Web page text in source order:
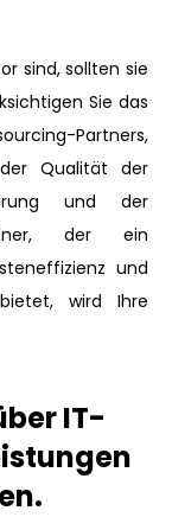
sind, sollten sie
Sie das
Partners,
der Qualität der
und der
der ein
und
wird Ihre
IT-